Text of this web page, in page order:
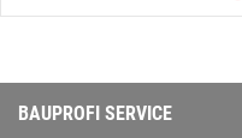
BAUPROFI SERVICE